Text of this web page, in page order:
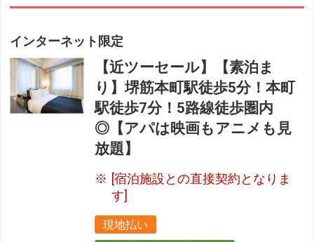
インターネット限定
【近ツーセール】【素泊ま
り】堺筋本町駅徒歩5分！本町
駅徒歩7分！5路線徒歩圏内
◎【アパは映画もアニメも見
放題】
[宿泊施設との直接契約となりま
す]
現地払い